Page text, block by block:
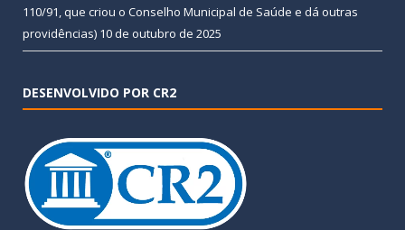
110/91, que criou o Conselho Municipal de Saúde e dá outras
providências) 10 de outubro de 2025
DESENVOLVIDO POR CR2